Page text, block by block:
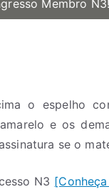
Membro
o espelho
e os
se o
N3